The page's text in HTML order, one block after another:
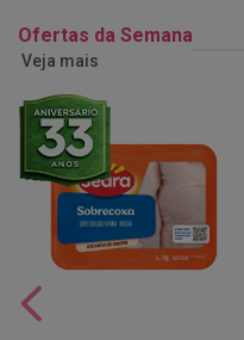
Ofertas da Semana
Veja mais